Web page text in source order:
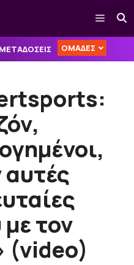
Μενού
ΜΕΤΑΔΟΣΕΙΣ ΟΜΑΔΕΣ
τον
(video)